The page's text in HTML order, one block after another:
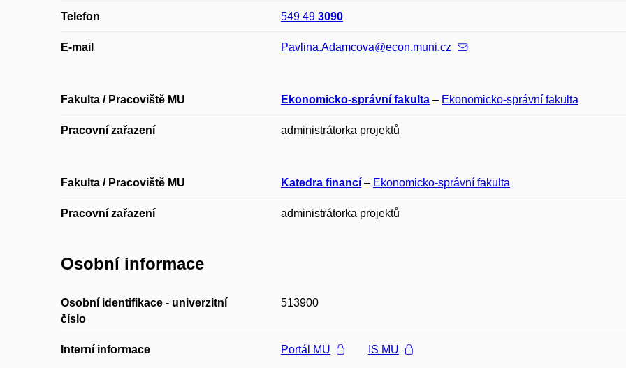
Telefon 549 49 3090
E-mail Pavlina.Adamcova@econ.muni.cz
Fakulta / Pracoviště MU Ekonomicko-správní fakulta – Ekonomicko-správní fakulta
Pracovní zařazení administrátorka projektů
Fakulta / Pracoviště MU Katedra financí – Ekonomicko-správní fakulta
Pracovní zařazení administrátorka projektů
Osobní informace
Osobní identifikace - univerzitní
číslo
513900
Interní informace Portál MU IS MU